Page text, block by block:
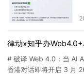
律动x知乎办
# 破译 Web 4.0：当 AI
香港对话即将开启 3 月